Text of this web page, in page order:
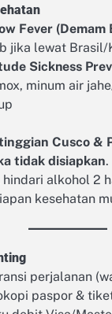
Fever (Demam
jika lewat Brasil/
Sickness
minum air
Cusco &
tidak disiapkan.
alkohol 2
kesehatan
perjalanan
paspor &